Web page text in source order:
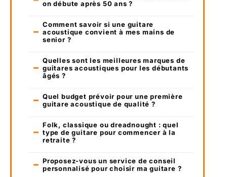
on débute après 50 ans ?
Comment savoir si une guitare
acoustique convient à mes mains de
senior ?
Quelles sont les meilleures marques de
guitares acoustiques pour les débutants
âgés ?
Quel budget prévoir pour une première
guitare acoustique de qualité ?
Folk, classique ou dreadnought : quel
type de guitare pour commencer à la
retraite ?
Proposez-vous un service de conseil
personnalisé pour choisir ma guitare ?